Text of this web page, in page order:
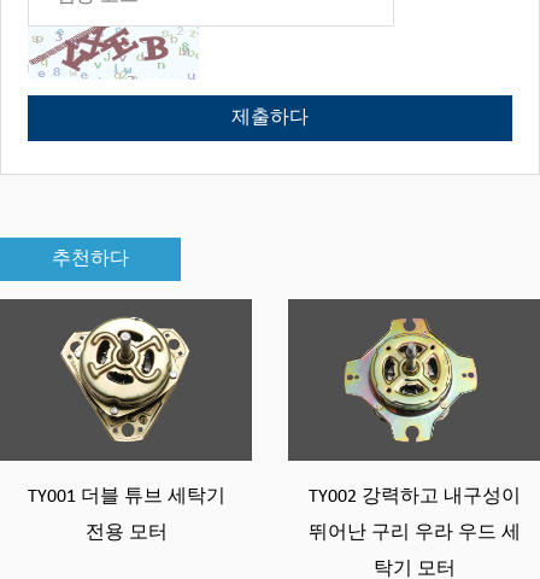
추천하다
브 세탁기
TY002 강력하고 내구성이
뛰어난 구리 우라 우드 세
환경